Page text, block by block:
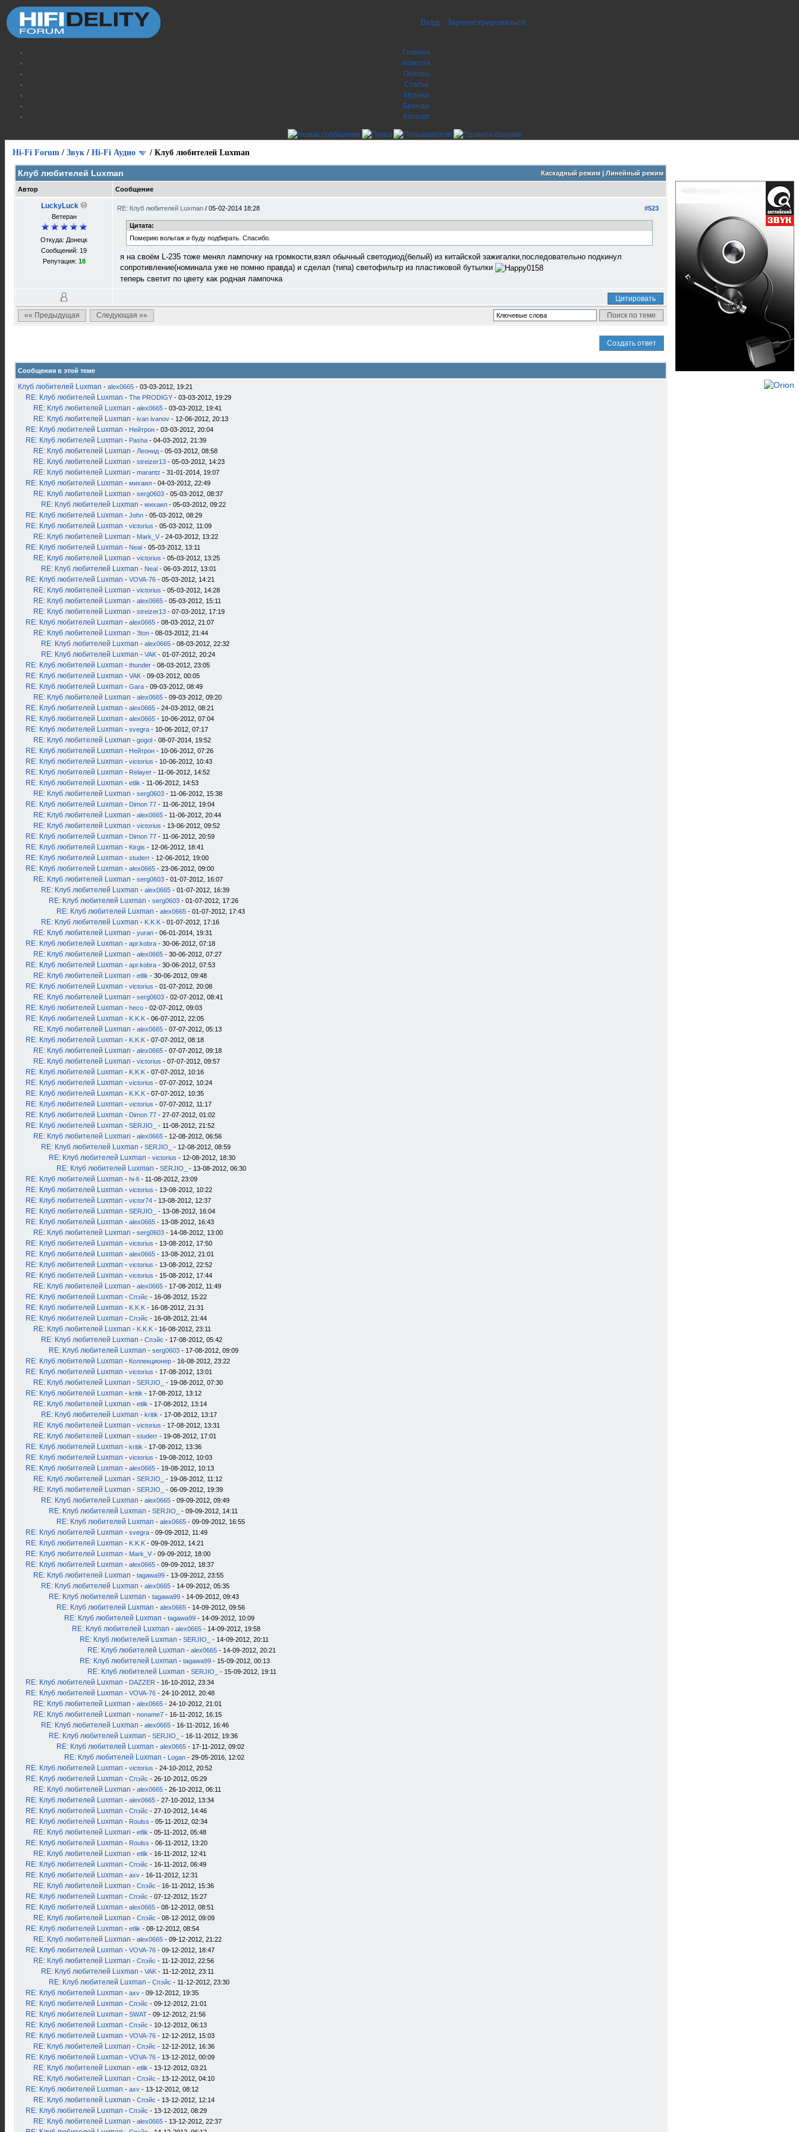
Вход Зарегистрироваться
Главная
Новости
Обзоры
Статьи
Музыка
Бренды
Каталог
Hi-Fi Forum / Звук / Hi-Fi Аудио / Клуб любителей Luxman
Каскадный режим| Линейный режим
Клуб любителей Luxman
Автор Сообщение
LuckyLuck
Ветеран
Откуда: Донецк
Сообщений: 19
Репутация: 18
#523
RE: Клуб любителей Luxman / 05-02-2014 18:28
Цитата:
Померию вольтаж и буду подбирать. Спасибо.
я на своём L-235 тоже менял лампочку на громкости,взял обычный светодиод(белый) из китайской зажигалки,последовательно подкинул
сопротивление(номинала уже не помню правда) и сделал (типа) светофильтр из пластиковой бутылки
теперь светит по цвету как родная лампочка
Цитировать
«« Предыдущая
Следующая »»
Создать ответ
Сообщения в этой теме
Клуб любителей Luxman - alex0665 - 03-03-2012, 19:21
RE: Клуб любителей Luxman - The PRODIGY - 03-03-2012, 19:29
RE: Клуб любителей Luxman - alex0665 - 03-03-2012, 19:41
RE: Клуб любителей Luxman - ivan ivanov - 12-06-2012, 20:13
RE: Клуб любителей Luxman - Нейтрон - 03-03-2012, 20:04
RE: Клуб любителей Luxman - Pasha - 04-03-2012, 21:39
RE: Клуб любителей Luxman - Леонид - 05-03-2012, 08:58
RE: Клуб любителей Luxman - streizer13 - 05-03-2012, 14:23
RE: Клуб любителей Luxman - marantz - 31-01-2014, 19:07
RE: Клуб любителей Luxman - михаил - 04-03-2012, 22:49
RE: Клуб любителей Luxman - serg0603 - 05-03-2012, 08:37
RE: Клуб любителей Luxman - михаил - 05-03-2012, 09:22
RE: Клуб любителей Luxman - John - 05-03-2012, 08:29
RE: Клуб любителей Luxman - victorius - 05-03-2012, 11:09
RE: Клуб любителей Luxman - Mark_V - 24-03-2012, 13:22
RE: Клуб любителей Luxman - Neal - 05-03-2012, 13:11
RE: Клуб любителей Luxman - victorius - 05-03-2012, 13:25
RE: Клуб любителей Luxman - Neal - 06-03-2012, 13:01
RE: Клуб любителей Luxman - VOVA-76 - 05-03-2012, 14:21
RE: Клуб любителей Luxman - victorius - 05-03-2012, 14:28
RE: Клуб любителей Luxman - alex0665 - 05-03-2012, 15:11
RE: Клуб любителей Luxman - streizer13 - 07-03-2012, 17:19
RE: Клуб любителей Luxman - alex0665 - 08-03-2012, 21:07
RE: Клуб любителей Luxman - 3ton - 08-03-2012, 21:44
RE: Клуб любителей Luxman - alex0665 - 08-03-2012, 22:32
RE: Клуб любителей Luxman - VAK - 01-07-2012, 20:24
RE: Клуб любителей Luxman - thunder - 08-03-2012, 23:05
RE: Клуб любителей Luxman - VAK - 09-03-2012, 00:05
RE: Клуб любителей Luxman - Gara - 09-03-2012, 08:49
RE: Клуб любителей Luxman - alex0665 - 09-03-2012, 09:20
RE: Клуб любителей Luxman - alex0665 - 24-03-2012, 08:21
RE: Клуб любителей Luxman - alex0665 - 10-06-2012, 07:04
RE: Клуб любителей Luxman - svegra - 10-06-2012, 07:17
RE: Клуб любителей Luxman - gogol - 08-07-2014, 19:52
RE: Клуб любителей Luxman - Нейтрон - 10-06-2012, 07:26
RE: Клуб любителей Luxman - victorius - 10-06-2012, 10:43
RE: Клуб любителей Luxman - Relayer - 11-06-2012, 14:52
RE: Клуб любителей Luxman - etlik - 11-06-2012, 14:53
RE: Клуб любителей Luxman - serg0603 - 11-06-2012, 15:38
RE: Клуб любителей Luxman - Dimon 77 - 11-06-2012, 19:04
RE: Клуб любителей Luxman - alex0665 - 11-06-2012, 20:44
RE: Клуб любителей Luxman - victorius - 13-06-2012, 09:52
RE: Клуб любителей Luxman - Dimon 77 - 11-06-2012, 20:59
RE: Клуб любителей Luxman - Kirgis - 12-06-2012, 18:41
RE: Клуб любителей Luxman - studerr - 12-06-2012, 19:00
RE: Клуб любителей Luxman - alex0665 - 23-06-2012, 09:00
RE: Клуб любителей Luxman - serg0603 - 01-07-2012, 16:07
RE: Клуб любителей Luxman - alex0665 - 01-07-2012, 16:39
RE: Клуб любителей Luxman - serg0603 - 01-07-2012, 17:26
RE: Клуб любителей Luxman - alex0665 - 01-07-2012, 17:43
RE: Клуб любителей Luxman - K.K.K - 01-07-2012, 17:16
RE: Клуб любителей Luxman - yuran - 06-01-2014, 19:31
RE: Клуб любителей Luxman - apr.kobra - 30-06-2012, 07:18
RE: Клуб любителей Luxman - alex0665 - 30-06-2012, 07:27
RE: Клуб любителей Luxman - apr.kobra - 30-06-2012, 07:53
RE: Клуб любителей Luxman - etlik - 30-06-2012, 09:48
RE: Клуб любителей Luxman - victorius - 01-07-2012, 20:08
RE: Клуб любителей Luxman - serg0603 - 02-07-2012, 08:41
RE: Клуб любителей Luxman - heco - 02-07-2012, 09:03
RE: Клуб любителей Luxman - K.K.K - 06-07-2012, 22:05
RE: Клуб любителей Luxman - alex0665 - 07-07-2012, 05:13
RE: Клуб любителей Luxman - K.K.K - 07-07-2012, 08:18
RE: Клуб любителей Luxman - alex0665 - 07-07-2012, 09:18
RE: Клуб любителей Luxman - victorius - 07-07-2012, 09:57
RE: Клуб любителей Luxman - K.K.K - 07-07-2012, 10:16
RE: Клуб любителей Luxman - victorius - 07-07-2012, 10:24
RE: Клуб любителей Luxman - K.K.K - 07-07-2012, 10:35
RE: Клуб любителей Luxman - victorius - 07-07-2012, 11:17
RE: Клуб любителей Luxman - Dimon 77 - 27-07-2012, 01:02
RE: Клуб любителей Luxman - SERJIO_ - 11-08-2012, 21:52
RE: Клуб любителей Luxman - alex0665 - 12-08-2012, 06:56
RE: Клуб любителей Luxman - SERJIO_ - 12-08-2012, 08:59
RE: Клуб любителей Luxman - victorius - 12-08-2012, 18:30
RE: Клуб любителей Luxman - SERJIO_ - 13-08-2012, 06:30
RE: Клуб любителей Luxman - hi-fi - 11-08-2012, 23:09
RE: Клуб любителей Luxman - victorius - 13-08-2012, 10:22
RE: Клуб любителей Luxman - victor74 - 13-08-2012, 12:37
RE: Клуб любителей Luxman - SERJIO_ - 13-08-2012, 16:04
RE: Клуб любителей Luxman - alex0665 - 13-08-2012, 16:43
RE: Клуб любителей Luxman - serg0603 - 14-08-2012, 13:00
RE: Клуб любителей Luxman - victorius - 13-08-2012, 17:50
RE: Клуб любителей Luxman - alex0665 - 13-08-2012, 21:01
RE: Клуб любителей Luxman - victorius - 13-08-2012, 22:52
RE: Клуб любителей Luxman - victorius - 15-08-2012, 17:44
RE: Клуб любителей Luxman - alex0665 - 17-08-2012, 11:49
RE: Клуб любителей Luxman - Спэйс - 16-08-2012, 15:22
RE: Клуб любителей Luxman - K.K.K - 16-08-2012, 21:31
RE: Клуб любителей Luxman - Спэйс - 16-08-2012, 21:44
RE: Клуб любителей Luxman - K.K.K - 16-08-2012, 23:11
RE: Клуб любителей Luxman - Спэйс - 17-08-2012, 05:42
RE: Клуб любителей Luxman - serg0603 - 17-08-2012, 09:09
RE: Клуб любителей Luxman - Коллекционер - 16-08-2012, 23:22
RE: Клуб любителей Luxman - victorius - 17-08-2012, 13:01
RE: Клуб любителей Luxman - SERJIO_ - 19-08-2012, 07:30
RE: Клуб любителей Luxman - kritik - 17-08-2012, 13:12
RE: Клуб любителей Luxman - etlik - 17-08-2012, 13:14
RE: Клуб любителей Luxman - kritik - 17-08-2012, 13:17
RE: Клуб любителей Luxman - victorius - 17-08-2012, 13:31
RE: Клуб любителей Luxman - studerr - 19-08-2012, 17:01
RE: Клуб любителей Luxman - kritik - 17-08-2012, 13:36
RE: Клуб любителей Luxman - victorius - 19-08-2012, 10:03
RE: Клуб любителей Luxman - alex0665 - 19-08-2012, 10:13
RE: Клуб любителей Luxman - SERJIO_ - 19-08-2012, 11:12
RE: Клуб любителей Luxman - SERJIO_ - 06-09-2012, 19:39
RE: Клуб любителей Luxman - alex0665 - 09-09-2012, 09:49
RE: Клуб любителей Luxman - SERJIO_ - 09-09-2012, 14:11
RE: Клуб любителей Luxman - alex0665 - 09-09-2012, 16:55
RE: Клуб любителей Luxman - svegra - 09-09-2012, 11:49
RE: Клуб любителей Luxman - K.K.K - 09-09-2012, 14:21
RE: Клуб любителей Luxman - Mark_V - 09-09-2012, 18:00
RE: Клуб любителей Luxman - alex0665 - 09-09-2012, 18:37
RE: Клуб любителей Luxman - tagawa99 - 13-09-2012, 23:55
RE: Клуб любителей Luxman - alex0665 - 14-09-2012, 05:35
RE: Клуб любителей Luxman - tagawa99 - 14-09-2012, 09:43
RE: Клуб любителей Luxman - alex0665 - 14-09-2012, 09:56
RE: Клуб любителей Luxman - tagawa99 - 14-09-2012, 10:09
RE: Клуб любителей Luxman - alex0665 - 14-09-2012, 19:58
RE: Клуб любителей Luxman - SERJIO_ - 14-09-2012, 20:11
RE: Клуб любителей Luxman - alex0665 - 14-09-2012, 20:21
RE: Клуб любителей Luxman - tagawa99 - 15-09-2012, 00:13
RE: Клуб любителей Luxman - SERJIO_ - 15-09-2012, 19:11
RE: Клуб любителей Luxman - DAZZER - 16-10-2012, 23:34
RE: Клуб любителей Luxman - VOVA-76 - 24-10-2012, 20:48
RE: Клуб любителей Luxman - alex0665 - 24-10-2012, 21:01
RE: Клуб любителей Luxman - noname7 - 16-11-2012, 16:15
RE: Клуб любителей Luxman - alex0665 - 16-11-2012, 16:46
RE: Клуб любителей Luxman - SERJIO_ - 16-11-2012, 19:36
RE: Клуб любителей Luxman - alex0665 - 17-11-2012, 09:02
RE: Клуб любителей Luxman - Logan - 29-05-2016, 12:02
RE: Клуб любителей Luxman - victorius - 24-10-2012, 20:52
RE: Клуб любителей Luxman - Спэйс - 26-10-2012, 05:29
RE: Клуб любителей Luxman - alex0665 - 26-10-2012, 06:11
RE: Клуб любителей Luxman - alex0665 - 27-10-2012, 13:34
RE: Клуб любителей Luxman - Спэйс - 27-10-2012, 14:46
RE: Клуб любителей Luxman - Roulss - 05-11-2012, 02:34
RE: Клуб любителей Luxman - etlik - 05-11-2012, 05:48
RE: Клуб любителей Luxman - Roulss - 06-11-2012, 13:20
RE: Клуб любителей Luxman - etlik - 16-11-2012, 12:41
RE: Клуб любителей Luxman - Спэйс - 16-11-2012, 06:49
RE: Клуб любителей Luxman - axv - 16-11-2012, 12:31
RE: Клуб любителей Luxman - Спэйс - 16-11-2012, 15:36
RE: Клуб любителей Luxman - Спэйс - 07-12-2012, 15:27
RE: Клуб любителей Luxman - alex0665 - 08-12-2012, 08:51
RE: Клуб любителей Luxman - Спэйс - 08-12-2012, 09:09
RE: Клуб любителей Luxman - etlik - 08-12-2012, 08:54
RE: Клуб любителей Luxman - alex0665 - 09-12-2012, 21:22
RE: Клуб любителей Luxman - VOVA-76 - 09-12-2012, 18:47
RE: Клуб любителей Luxman - Спэйс - 11-12-2012, 22:56
RE: Клуб любителей Luxman - VAK - 11-12-2012, 23:11
RE: Клуб любителей Luxman - Спэйс - 11-12-2012, 23:30
RE: Клуб любителей Luxman - axv - 09-12-2012, 19:35
RE: Клуб любителей Luxman - Спэйс - 09-12-2012, 21:01
RE: Клуб любителей Luxman - SWAT - 09-12-2012, 21:56
RE: Клуб любителей Luxman - Спэйс - 10-12-2012, 06:13
RE: Клуб любителей Luxman - VOVA-76 - 12-12-2012, 15:03
RE: Клуб любителей Luxman - Спэйс - 12-12-2012, 16:36
RE: Клуб любителей Luxman - VOVA-76 - 13-12-2012, 00:09
RE: Клуб любителей Luxman - etlik - 13-12-2012, 03:21
RE: Клуб любителей Luxman - Спэйс - 13-12-2012, 04:10
RE: Клуб любителей Luxman - axv - 13-12-2012, 08:12
RE: Клуб любителей Luxman - Спэйс - 13-12-2012, 12:14
RE: Клуб любителей Luxman - Спэйс - 13-12-2012, 08:29
RE: Клуб любителей Luxman - alex0665 - 13-12-2012, 22:37